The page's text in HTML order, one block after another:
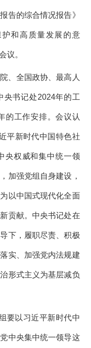
告的综合情况报告》
护和高质量发展的意
议。
全国政协、最高人
央书记处2024年的工
的工作安排。会议认
平新时代中国特色社
央权威和集中统一领
加强党组自身建设，
以中国式现代化全面
贡献。中央书记处在
下，履职尽责、积极
实、加强党内法规建
形式主义为基层减负
以习近平新时代中
中央集中统一领导这